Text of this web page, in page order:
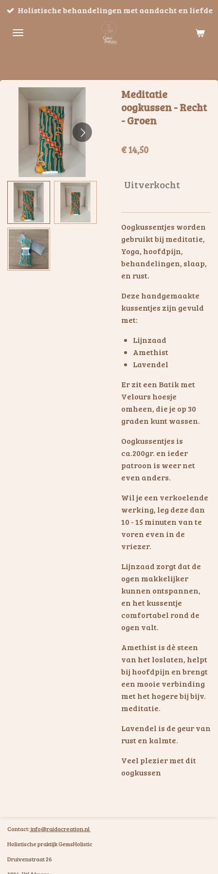
Ga
naar
Holistische behandelingen met aandacht en liefde
Meditatie
oogkussen - Recht
- Groen
€ 14,50
Uitverkocht
Oogkussentjes worden
gebruikt bij meditatie,
Yoga, hoofdpijn,
behandelingen, slaap,
en rust.
Deze handgemaakte
kussentjes zijn gevuld
met:
Lijnzaad
Amethist
Lavendel
Er zit een Batik met
Velours hoesje
omheen, die je op 30
graden kunt wassen.
Oogkussentjes is
ca.200gr. en ieder
patroon is weer net
even anders.
Wil je een verkoelende
werking, leg deze dan
10 - 15 minuten van te
voren even in de
vriezer.
Lijnzaad zorgt dat de
ogen makkelijker
kunnen ontspannen,
en het kussentje
comfortabel rond de
ogen valt.
Amethist is dè steen
van het loslaten, helpt
bij hoofdpijn en brengt
een mooie verbinding
met het hogere bij bijv.
meditatie.
Lavendel is de geur van
rust en kalmte.
Veel plezier met dit
oogkussen
Contact:info@raidacreation.nl
Holistische praktijk GemsHolistic
Druivenstraat 26